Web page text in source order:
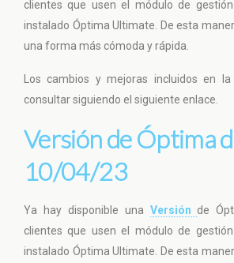
clientes que usen el módulo de
instalado Óptima Ultimate. De esta
una forma más cómoda y rápida.
Los cambios y mejoras incluidos en
consultar siguiendo el siguiente enlace.
Versión de Óptima
10/04/23
Ya hay disponible una Versión de
clientes que usen el módulo de
instalado Óptima Ultimate. De esta